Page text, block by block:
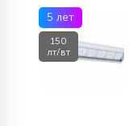
5 лет
150
лт/вт